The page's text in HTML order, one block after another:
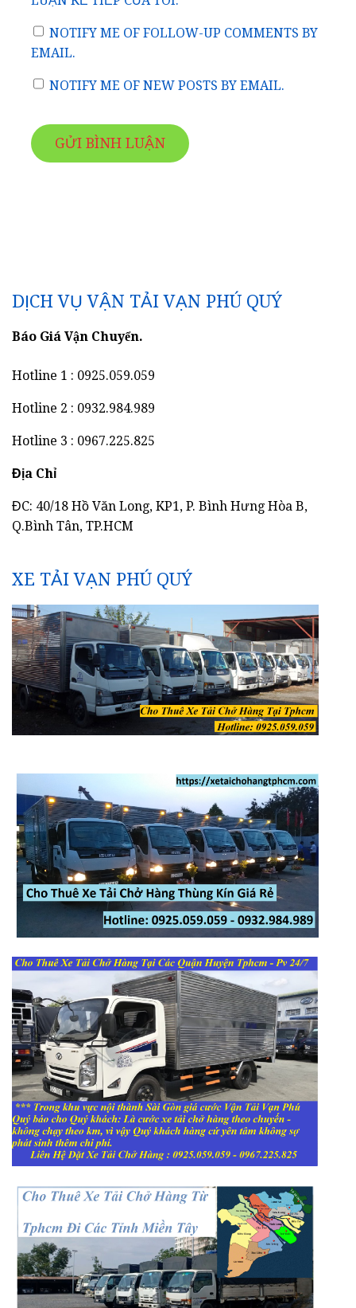
NOTIFY ME OF FOLLOW-UP COMMENTS BY
EMAIL.
NOTIFY ME OF NEW POSTS BY EMAIL.
DỊCH VỤ VẬN TẢI VẠN PHÚ QUÝ
Báo Giá Vận Chuyển.
Hotline 1 : 0925.059.059
Hotline 2 : 0932.984.989
Hotline 3 : 0967.225.825
Địa Chỉ
ĐC: 40/18 Hồ Văn Long, KP1, P. Bình Hưng Hòa B,
Q.Bình Tân, TP.HCM
XE TẢI VẠN PHÚ QUÝ